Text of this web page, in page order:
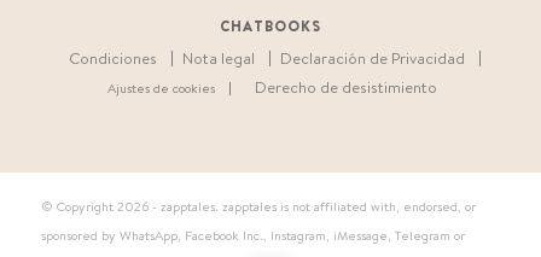
CHATBOOKS
Condiciones Nota legal Declaración de Privacidad
Ajustes de cookies Derecho de desistimiento
© Copyright 2026 - zapptales. zapptales is not affiliated with, endorsed, or
sponsored by WhatsApp, Facebook Inc., Instagram, iMessage, Telegram or